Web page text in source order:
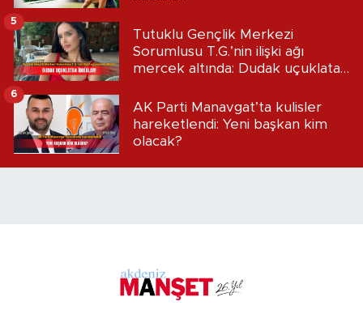
Tutuklu Gençlik Merkezi
Sorumlusu T.G.’nin ilişki ağı
mercek altında: Dudak uçuklatan
5
AK Parti Manavgat’ta kulisler
hareketlendi: Yeni başkan kim
olacak?
6